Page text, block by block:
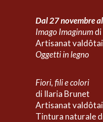
Dal 27 novembre
Imago Imaginumdi
Artisanat
Oggetti in legno
Fiori, fili e colori
di Ilaria Brunet
Artisanat
Tintura naturale